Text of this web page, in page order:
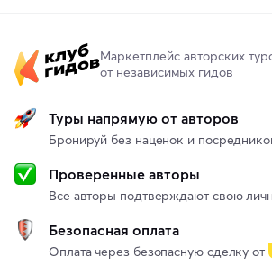
Маркетплейс авторских
от независимых гидов
Туры напрямую от авторов
Бронируй без наценок и
Проверенные авторы
Все авторы подтверждают свою
Безопасная оплата
Оплата через безопасную сделку от